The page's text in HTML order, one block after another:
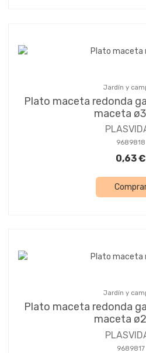
Jardín y
Plato maceta redonda
maceta
9689818
0,63 €
Jardín y
Plato maceta redonda
maceta
9689817